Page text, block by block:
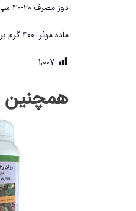
دوز مصرف ۲۰-۴۰ سی سی در ۲۰ لیتر
ماده موثر: ۴۰۰ گرم بر کیلوگرم سایپرمترین
1,007